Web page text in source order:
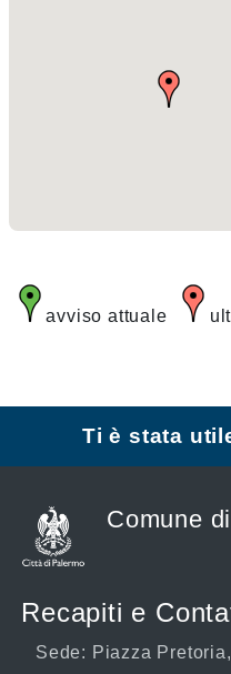
avviso attuale
Ti è stata
Comune
Recapiti e
Sede: Piazza